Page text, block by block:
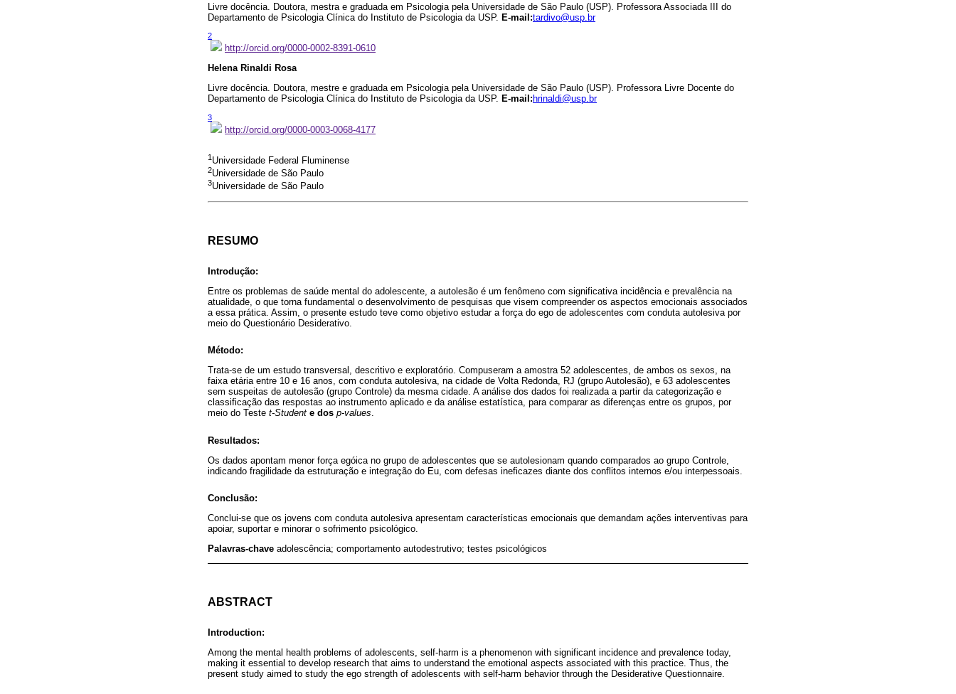
Livre docência. Doutora, mestra e graduada em Psicologia pela Universidade de São Paulo (USP). Professora Associada III do
Departamento de Psicologia Clínica do Instituto de Psicologia da USP. E-mail:tardivo@usp.br
2
http://orcid.org/0000-0002-8391-0610
Helena Rinaldi Rosa
Livre docência. Doutora, mestre e graduada em Psicologia pela Universidade de São Paulo (USP). Professora Livre Docente do
Departamento de Psicologia Clínica do Instituto de Psicologia da USP. E-mail: hrinaldi@usp.br
3
http://orcid.org/0000-0003-0068-4177
1 Universidade Federal Fluminense
2Universidade de São Paulo
3Universidade de São Paulo
RESUMO
Introdução:
Entre os problemas de saúde mental do adolescente, a autolesão é um fenômeno com significativa incidência e prevalência na
atualidade, o que torna fundamental o desenvolvimento de pesquisas que visem compreender os aspectos emocionais associados
a essa prática. Assim, o presente estudo teve como objetivo estudar a força do ego de adolescentes com conduta autolesiva por
meio do Questionário Desiderativo.
Método:
Trata-se de um estudo transversal, descritivo e exploratório. Compuseram a amostra 52 adolescentes, de ambos os sexos, na
faixa etária entre 10 e 16 anos, com conduta autolesiva, na cidade de Volta Redonda, RJ (grupo Autolesão), e 63 adolescentes
sem suspeitas de autolesão (grupo Controle) da mesma cidade. A análise dos dados foi realizada a partir da categorização e
classificação das respostas ao instrumento aplicado e da análise estatística, para comparar as diferenças entre os grupos, por
meio do Teste t-Student e dos p-values.
Resultados:
Os dados apontam menor força egóica no grupo de adolescentes que se autolesionam quando comparados ao grupo Controle,
indicando fragilidade da estruturação e integração do Eu, com defesas ineficazes diante dos conflitos internos e/ou interpessoais.
Conclusão:
Conclui-se que os jovens com conduta autolesiva apresentam características emocionais que demandam ações interventivas para
apoiar, suportar e minorar o sofrimento psicológico.
Palavras-chave adolescência; comportamento autodestrutivo; testes psicológicos
ABSTRACT
Introduction:
Among the mental health problems of adolescents, self-harm is a phenomenon with significant incidence and prevalence today,
making it essential to develop research that aims to understand the emotional aspects associated with this practice. Thus, the
present study aimed to study the ego strength of adolescents with self-harm behavior through the Desiderative Questionnaire.